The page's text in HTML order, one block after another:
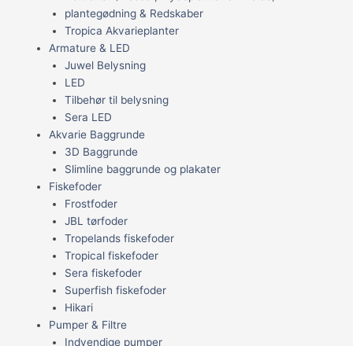
plantegødning & Redskaber
Tropica Akvarieplanter
Armature & LED
Juwel Belysning
LED
Tilbehør til belysning
Sera LED
Akvarie Baggrunde
3D Baggrunde
Slimline baggrunde og plakater
Fiskefoder
Frostfoder
JBL tørfoder
Tropelands fiskefoder
Tropical fiskefoder
Sera fiskefoder
Superfish fiskefoder
Hikari
Pumper & Filtre
Indvendige pumper